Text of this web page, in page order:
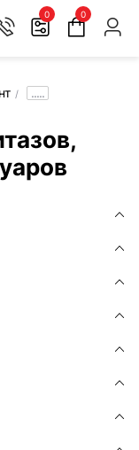
0 0
.....